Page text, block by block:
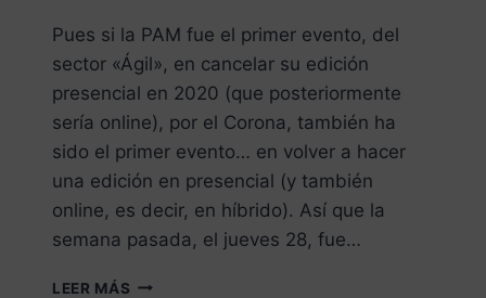
Pues si la PAM fue el primer evento, del
sector «Ágil», en cancelar su edición
presencial en 2020 (que posteriormente
sería online), por el Corona, también ha
sido el primer evento… en volver a hacer
una edición en presencial (y también
online, es decir, en híbrido). Así que la
semana pasada, el jueves 28, fue…
LEER MÁS